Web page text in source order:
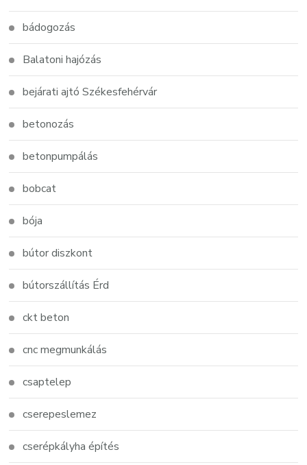
bádogozás
Balatoni hajózás
bejárati ajtó Székesfehérvár
betonozás
betonpumpálás
bobcat
bója
bútor diszkont
bútorszállítás Érd
ckt beton
cnc megmunkálás
csaptelep
cserepeslemez
cserépkályha építés